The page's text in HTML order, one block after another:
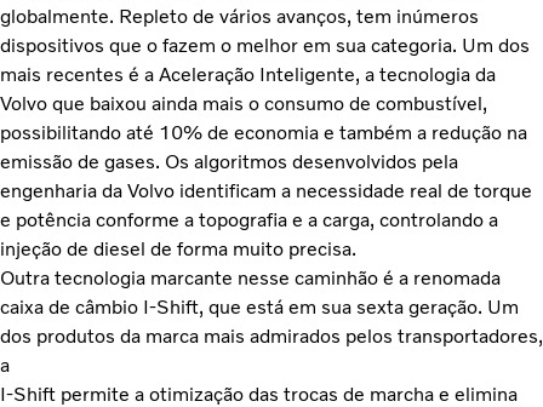
globalmente. Repleto de vários avanços, tem inúmeros
dispositivos que o fazem o melhor em sua categoria. Um dos
mais recentes é a Aceleração Inteligente, a tecnologia da
Volvo que baixou ainda mais o consumo de combustível,
possibilitando até 10% de economia e também a redução na
emissão de gases. Os algoritmos desenvolvidos pela
engenharia da Volvo identificam a necessidade real de torque
e potência conforme a topografia e a carga, controlando a
injeção de diesel de forma muito precisa.
Outra tecnologia marcante nesse caminhão é a renomada
caixa de câmbio I-Shift, que está em sua sexta geração. Um
dos produtos da marca mais admirados pelos transportadores,
a
I-Shift permite a otimização das trocas de marcha e elimina